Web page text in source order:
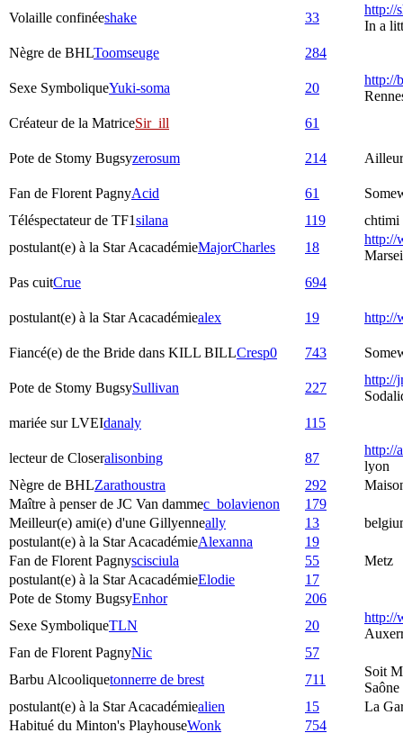
Volaille confinéeshake 33
http://
In a
Nègre de BHLToomseuge 284
Sexe SymboliqueYuki-soma 20
http://
Créateur de la MatriceSir_ill 61
Pote de Stomy Bugsyzerosum 214
Fan de Florent PagnyAcid 61
Téléspectateur de TF1silana 119
chtimi
postulant(e) à la Star AcacadémieMajorCharles 18
http://
Pas cuitCrue 694
postulant(e) à la Star Acacadémiealex 19 http://
Fiancé(e) de the Bride dans KILL BILLCresp0 743
Pote de Stomy BugsySullivan 227
http://
mariée sur LVEIdanaly 115
lecteur de Closeralisonbing 87
http://
lyon
Nègre de BHLZarathoustra 292
Maître à penser de JC Van dammec_bolavienon
179
Meilleur(e) ami(e) d'une Gillyenneally 13
postulant(e) à la Star AcacadémieAlexanna
19
Fan de Florent Pagnyscisciula 55
Metz
postulant(e) à la Star AcacadémieElodie
17
Pote de Stomy BugsyEnhor
206
Sexe SymboliqueTLN 20
http://
Fan de Florent PagnyNic
57
Barbu Alcooliquetonnerre de brest 711
Soit
Saône
postulant(e) à la Star Acacadémiealien 15
La
Habitué du Minton's PlayhouseWonk 754